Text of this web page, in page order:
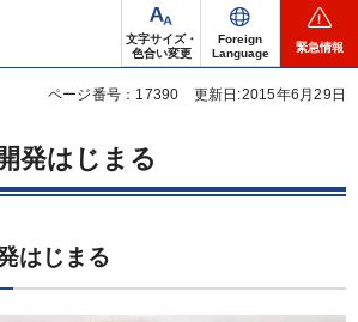
文字サイズ・
色合い変更
Foreign
Language
緊急情報
ページ番号：17390 更新日:2015年6月29日
発はじまる
はじまる